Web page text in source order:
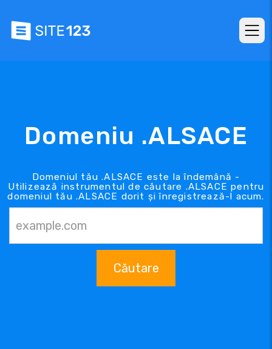
Domeniu .ALSACE
Domeniul tău .ALSACE este la îndemână -
Utilizează instrumentul de căutare .ALSACE pentru
domeniul tău .ALSACE dorit și înregistrează-l acum.
Căutare